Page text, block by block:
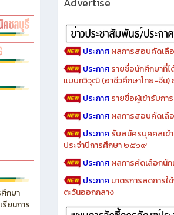
Advertise
ประกาศผลการสอบคัดเลือ
ประกาศรายชื่อนักศึกษาที่
แบบทวิวุฒิ (อาชีวศึกษาไทย-จีน
ประกาศรายชื่อผู้เข้ารับกา
ประกาศผลการสอบคัดเลื
ประกาศรับสมัครบุคคลเข้
ประจำปีการศึกษา ๒๕๖๙
ประกาศผลการคัดเลือกนั